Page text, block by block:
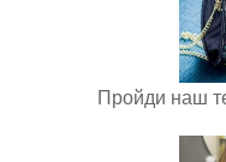
Пройди наш